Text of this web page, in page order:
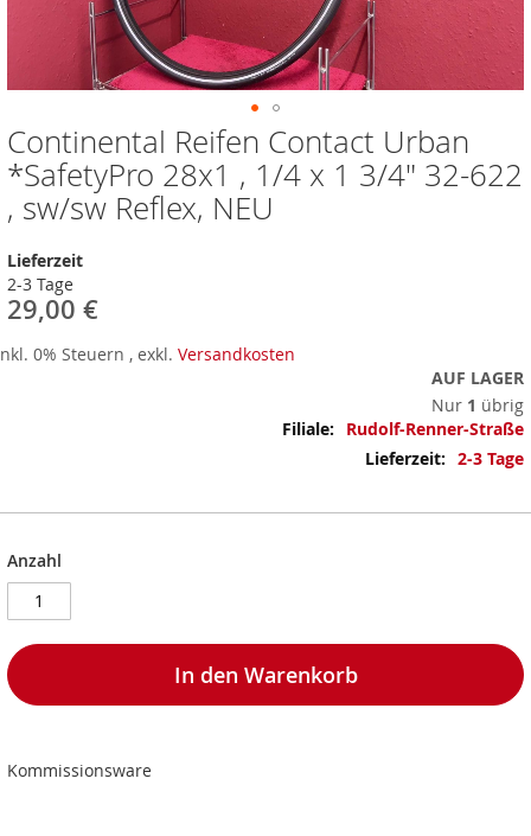
Continental Reifen Contact Urban
*SafetyPro 28x1 , 1/4 x 1 3/4" 32-622
, sw/sw Reflex, NEU
Lieferzeit
2-3 Tage
29,00 €
0% Steuern , exkl. Versandkosten
AUF LAGER
Nur 1 übrig
Mehr
Informationen
Rudolf-Renner-Straße
2-3 Tage
Anzahl
In den Warenkorb
Kommissionsware
Zum
Anfang
der
Bildergalerie
springen